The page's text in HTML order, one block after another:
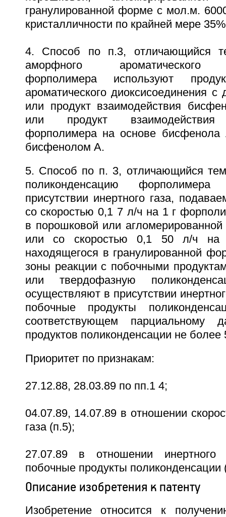
гранулированной форме с мол.м.
кристалличности по крайней мере 35%
4. Способ по п.3, отличающийся
аморфного ароматического
форполимера используют
ароматического диоксисоединения
или продукт взаимодействия
или продукт взаимодействия
форполимера на основе
бисфенолом А.
5. Способ по п. 3, отличающийся
поликонденсацию
присутствии инертного газа,
со скоростью 0,1 7 л/ч на 1 г
в порошковой или
или со скоростью 0,1 50 л/ч на
находящегося в гранулированной
зоны реакции с побочными
или твердофазную
осуществляют в присутствии
побочные продукты
соответствующем парциальному
продуктов поликонденсации не более
Приоритет по признакам:
27.12.88, 28.03.89 по пп.1 4;
04.07.89, 14.07.89 в отношении
газа (п.5);
27.07.89 в отношении инертного
побочные продукты поликонденсации
Описание изобретения к патенту
Изобретение относится к